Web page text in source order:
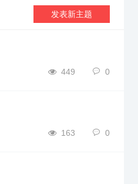
发表新主题
449 0
163 0